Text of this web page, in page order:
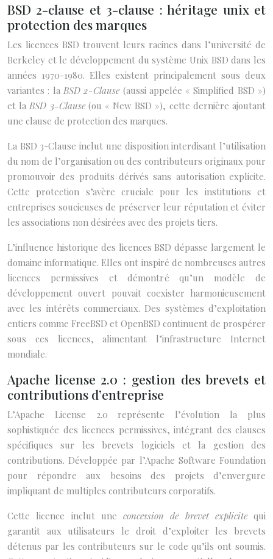
BSD 2-clause et 3-clause : héritage unix et
protection des marques
Les licences BSD trouvent leurs racines dans l’université de
Berkeley et le développement du système Unix BSD dans les
années 1970-1980. Elles existent principalement sous deux
variantes : la BSD 2-Clause (aussi appelée « Simplified BSD »)
et laBSD 3-Clause (ou « New BSD »), cette dernière ajoutant
une clause de protection des marques.
La BSD 3-Clause inclut une disposition interdisant l’utilisation
du nom de l’organisation ou des contributeurs originaux pour
promouvoir des produits dérivés sans autorisation explicite.
Cette protection s’avère cruciale pour les institutions et
entreprises soucieuses de préserver leur réputation et éviter
les associations non désirées avec des projets tiers.
L’influence historique des licences BSD dépasse largement le
domaine informatique. Elles ont inspiré de nombreuses autres
licences permissives et démontré qu’un modèle de
développement ouvert pouvait coexister harmonieusement
avec les intérêts commerciaux. Des systèmes d’exploitation
entiers comme FreeBSD et OpenBSD continuent de prospérer
sous ces licences, alimentant l’infrastructure Internet
mondiale.
Apache license 2.0 : gestion des brevets et
contributions d’entreprise
L’Apache License 2.0 représente l’évolution la plus
sophistiquée des licences permissives, intégrant des clauses
spécifiques sur les brevets logiciels et la gestion des
contributions. Développée par l’Apache Software Foundation
pour répondre aux besoins des projets d’envergure
impliquant de multiples contributeurs corporatifs.
Cette licence inclut une concession de brevet explicite qui
garantit aux utilisateurs le droit d’exploiter les brevets
détenus par les contributeurs sur le code qu’ils ont soumis.